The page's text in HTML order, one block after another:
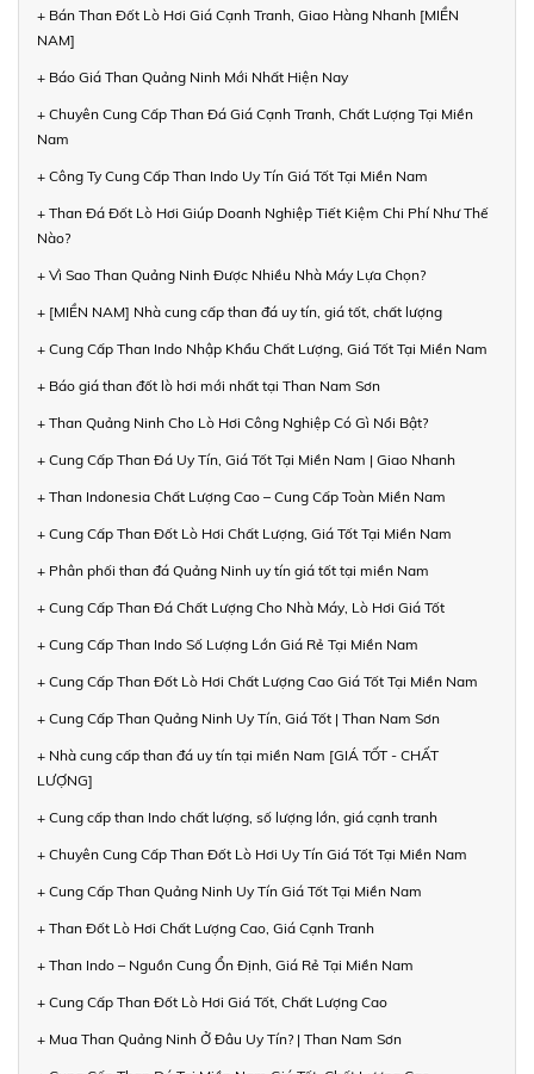
+ Bán Than Đốt Lò Hơi Giá Cạnh Tranh, Giao Hàng Nhanh [MIỀN
NAM]
+ Báo Giá Than Quảng Ninh Mới Nhất Hiện Nay
+ Chuyên Cung Cấp Than Đá Giá Cạnh Tranh, Chất Lượng Tại Miền
Nam
+ Công Ty Cung Cấp Than Indo Uy Tín Giá Tốt Tại Miền Nam
+ Than Đá Đốt Lò Hơi Giúp Doanh Nghiệp Tiết Kiệm Chi Phí Như Thế
Nào?
+ Vì Sao Than Quảng Ninh Được Nhiều Nhà Máy Lựa Chọn?
+ [MIỀN NAM] Nhà cung cấp than đá uy tín, giá tốt, chất lượng
+ Cung Cấp Than Indo Nhập Khẩu Chất Lượng, Giá Tốt Tại Miền Nam
+ Báo giá than đốt lò hơi mới nhất tại Than Nam Sơn
+ Than Quảng Ninh Cho Lò Hơi Công Nghiệp Có Gì Nổi Bật?
+ Cung Cấp Than Đá Uy Tín, Giá Tốt Tại Miền Nam | Giao Nhanh
+ Than Indonesia Chất Lượng Cao – Cung Cấp Toàn Miền Nam
+ Cung Cấp Than Đốt Lò Hơi Chất Lượng, Giá Tốt Tại Miền Nam
+ Phân phối than đá Quảng Ninh uy tín giá tốt tại miền Nam
+ Cung Cấp Than Đá Chất Lượng Cho Nhà Máy, Lò Hơi Giá Tốt
+ Cung Cấp Than Indo Số Lượng Lớn Giá Rẻ Tại Miền Nam
+ Cung Cấp Than Đốt Lò Hơi Chất Lượng Cao Giá Tốt Tại Miền Nam
+ Cung Cấp Than Quảng Ninh Uy Tín, Giá Tốt | Than Nam Sơn
+ Nhà cung cấp than đá uy tín tại miền Nam [GIÁ TỐT - CHẤT
LƯỢNG]
+ Cung cấp than Indo chất lượng, số lượng lớn, giá cạnh tranh
+ Chuyên Cung Cấp Than Đốt Lò Hơi Uy Tín Giá Tốt Tại Miền Nam
+ Cung Cấp Than Quảng Ninh Uy Tín Giá Tốt Tại Miền Nam
+ Than Đốt Lò Hơi Chất Lượng Cao, Giá Cạnh Tranh
+ Than Indo – Nguồn Cung Ổn Định, Giá Rẻ Tại Miền Nam
+ Cung Cấp Than Đốt Lò Hơi Giá Tốt, Chất Lượng Cao
+ Mua Than Quảng Ninh Ở Đâu Uy Tín? | Than Nam Sơn